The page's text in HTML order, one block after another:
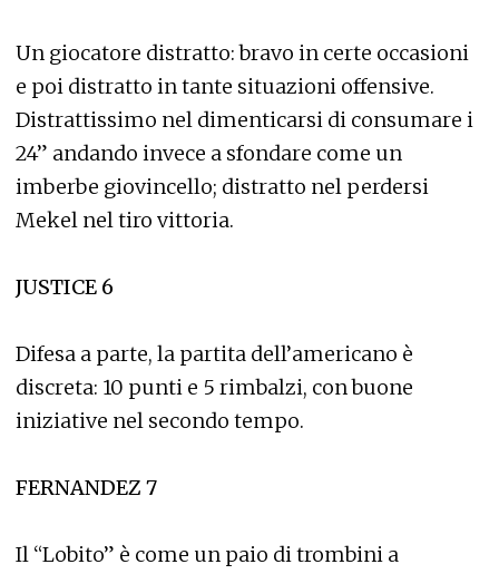
Un giocatore distratto: bravo in certe occasioni
e poi distratto in tante situazioni offensive.
Distrattissimo nel dimenticarsi di consumare i
24” andando invece a sfondare come un
imberbe giovincello; distratto nel perdersi
Mekel nel tiro vittoria.
JUSTICE 6
Difesa a parte, la partita dell’americano è
discreta: 10 punti e 5 rimbalzi, con buone
iniziative nel secondo tempo.
FERNANDEZ 7
Il “Lobito” è come un paio di trombini a